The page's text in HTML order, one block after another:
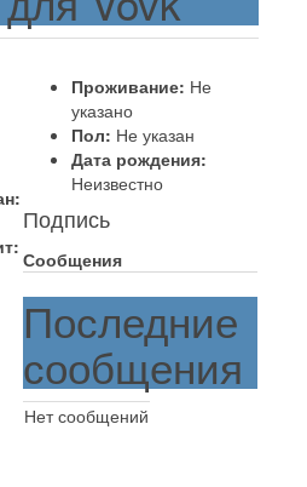
Проживание: Не
указано
Пол: Не указан
Дата рождения:
Неизвестно
Подпись
Сообщения
Последние
сообщения
Нет сообщений